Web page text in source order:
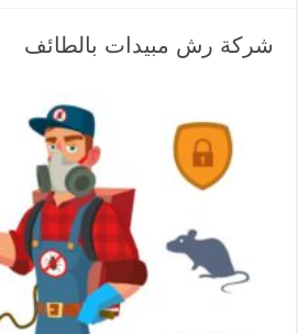
شركة رش مبيدات بالطائف